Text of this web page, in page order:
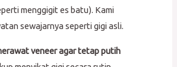
menggigit es batu). Kami
sewajarnya seperti gigi asli.
veneer agar tetap putih